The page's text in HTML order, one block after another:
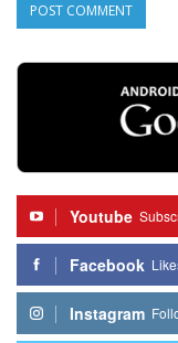
Youtube
Facebook
Instagram